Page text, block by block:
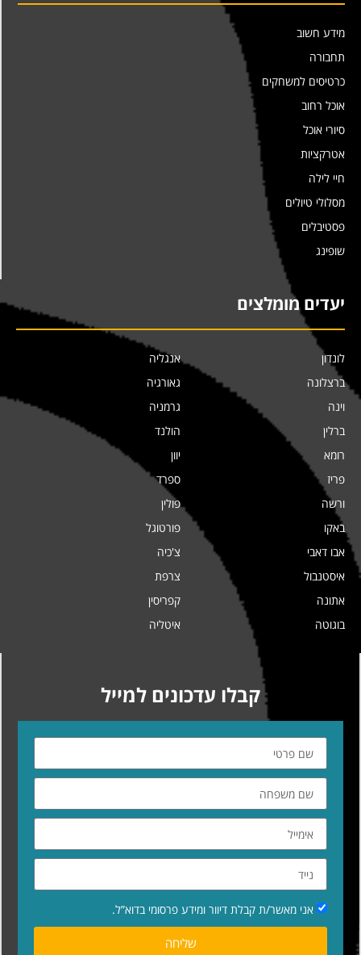
מידע חשוב
תחבורה
כרטיסים למשחקים
אוכל רחוב
סיורי אוכל
אטרקציות
חיי לילה
מסלולי טיולים
פסטיבלים
שופינג
יעדים מומלצים
לונדון
ברצלונה
וינה
ברלין
רומא
פריז
ורשה
באקו
אבו דאבי
איסטנבול
אתונה
בוגוטה
אנגליה
גאורגיה
גרמניה
הולנד
יוון
ספרד
פולין
פורטוגל
צ'כיה
צרפת
קפריסין
איטליה
קבלו עדכונים למייל
אני מאשר/ת קבלת דיוור ומידע פרסומי בדוא”ל.
שליחה